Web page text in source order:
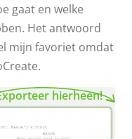
gaat en welke
Het antwoord
mijn favoriet omdat
hierheen!